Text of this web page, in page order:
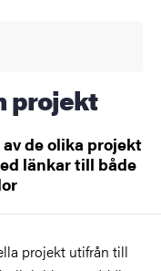
projekt
de olika projekt
länkar till både
projekt utifrån till